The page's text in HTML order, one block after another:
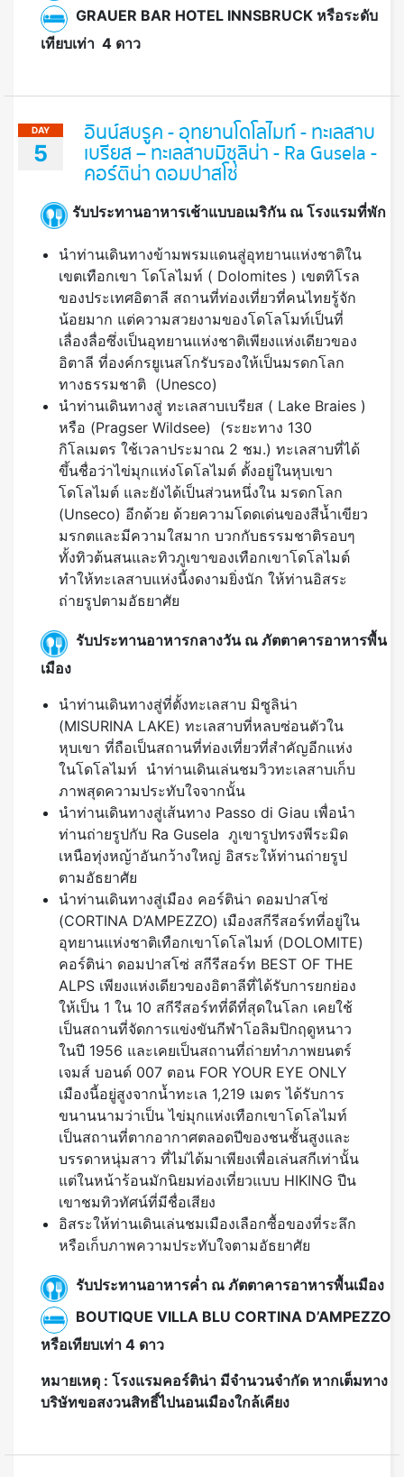
GRAUER BAR HOTEL INNSBRUCK หรือระดับ
เทียบเท่า 4 ดาว
DAY
5
อินน์สบรูค - อุทยานโดโลไมท์ - ทะเลสาบ
เบรียส – ทะเลสาบมิซุลิน่า - Ra Gusela -
คอร์ติน่า ดอมปาสโซ่
รับประทานอาหารเช้าแบบอเมริกัน ณ โรงแรมที่พัก
นำท่านเดินทางข้ามพรมแดนสู่อุทยานแห่งชาติใน
เขตเทือกเขา โดโลไมท์ ( Dolomites ) เขตทิโรล
ของประเทศอิตาลี สถานที่ท่องเที่ยวที่คนไทยรู้จัก
น้อยมาก แต่ความสวยงามของโดโลโมท์เป็นที่
เลื่องลื่อซึ่งเป็นอุทยานแห่งชาติเพียงแห่งเดียวของ
อิตาลี ที่องค์กรยูเนสโกรับรองให้เป็นมรดกโลก
ทางธรรมชาติ (Unesco)
นำท่านเดินทางสู่ ทะเลสาบเบรียส ( Lake Braies )
หรือ (Pragser Wildsee) (ระยะทาง 130
กิโลเมตร ใช้เวลาประมาณ 2 ชม.) ทะเลสาบที่ได้
ขึ้นชื่อว่าไข่มุกแห่งโดโลไมต์ ตั้งอยู่ในหุบเขา
โดโลไมต์ และยังได้เป็นส่วนหนึ่งใน มรดกโลก
(Unseco) อีกด้วย ด้วยความโดดเด่นของสีน้ำเขียว
มรกตและมีความใสมาก บวกกับธรรมชาติรอบๆ
ทั้งทิวต้นสนและทิวภูเขาของเทือกเขาโดโลไมต์
ทำให้ทะเลสาบแห่งนี้งดงามยิ่งนัก ให้ท่านอิสระ
ถ่ายรูปตามอัธยาศัย
รับประทานอาหารกลางวัน ณ ภัตตาคารอาหารพื้น
เมือง
นำท่านเดินทางสู่ที่ตั้งทะเลสาบ มิซูลิน่า
(MISURINA LAKE) ทะเลสาบที่หลบซ่อนตัวใน
หุบเขา ที่ถือเป็นสถานที่ท่องเที่ยวที่สำคัญอีกแห่ง
ในโดโลไมท์ นำท่านเดินเล่นชมวิวทะเลสาบเก็บ
ภาพสุดความประทับใจจากนั้น
นำท่านเดินทางสู่เส้นทาง Passo di Giau เพื่อนำ
ท่านถ่ายรูปกับ Ra Gusela ภูเขารูปทรงพีระมิด
เหนือทุ่งหญ้าอันกว้างใหญ่ อิสระให้ท่านถ่ายรูป
ตามอัธยาศัย
นำท่านเดินทางสู่เมือง คอร์ติน่า ดอมปาสโซ่
(CORTINA D’AMPEZZO) เมืองสกีรีสอร์ทที่อยู่ใน
อุทยานแห่งชาติเทือกเขาโดโลไมท์ (DOLOMITE)
คอร์ติน่า ดอมปาสโซ่ สกีรีสอร์ท BEST OF THE
ALPS เพียงแห่งเดียวของอิตาลีที่ได้รับการยกย่อง
ให้เป็น 1 ใน 10 สกีรีสอร์ทที่ดีที่สุดในโลก เคยใช้
เป็นสถานที่จัดการแข่งขันกีฬาโอลิมปิกฤดูหนาว
ในปี 1956 และเคยเป็นสถานที่ถ่ายทำภาพยนตร์
เจมส์ บอนด์ 007 ตอน FOR YOUR EYE ONLY
เมืองนี้อยู่สูงจากน้ำทะเล 1,219 เมตร ได้รับการ
ขนานนามว่าเป็น ไข่มุกแห่งเทือกเขาโดโลไมท์
เป็นสถานที่ตากอากาศตลอดปีของชนชั้นสูงและ
บรรดาหนุ่มสาว ที่ไม่ได้มาเพียงเพื่อเล่นสกีเท่านั้น
แต่ในหน้าร้อนมักนิยมท่องเที่ยวแบบ HIKING ปีน
เขาชมทิวทัศน์ที่มีชื่อเสียง
อิสระให้ท่านเดินเล่นชมเมืองเลือกซื้อของที่ระลึก
หรือเก็บภาพความประทับใจตามอัธยาศัย
รับประทานอาหารค่ำ ณ ภัตตาคารอาหารพื้นเมือง
BOUTIQUE VILLA BLU CORTINA D’AMPEZZO
หรือเทียบเท่า 4 ดาว
หมายเหตุ : โรงแรมคอร์ติน่า มีจำนวนจำกัด หากเต็มทาง
บริษัทขอสงวนสิทธิ์ไปนอนเมืองใกล้เคียง